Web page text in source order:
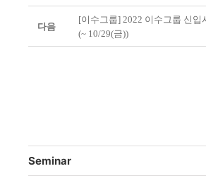
다음
[이수그룹] 2022 이수그룹 신입
(~ 10/29(금))
Seminar